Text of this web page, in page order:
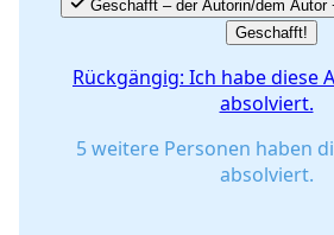
Geschafft – der Autorin/dem Autor
Geschafft!
Rückgängig: Ich habe diese
absolviert.
5 weitere Personen haben
absolviert.